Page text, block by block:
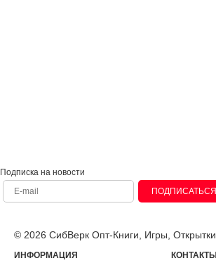
Подписка на новости
ПОДПИСАТЬСЯ
© 2026 СибВерк Опт-Книги, Игры, Открытки
ИНФОРМАЦИЯ КОНТАКТЫ